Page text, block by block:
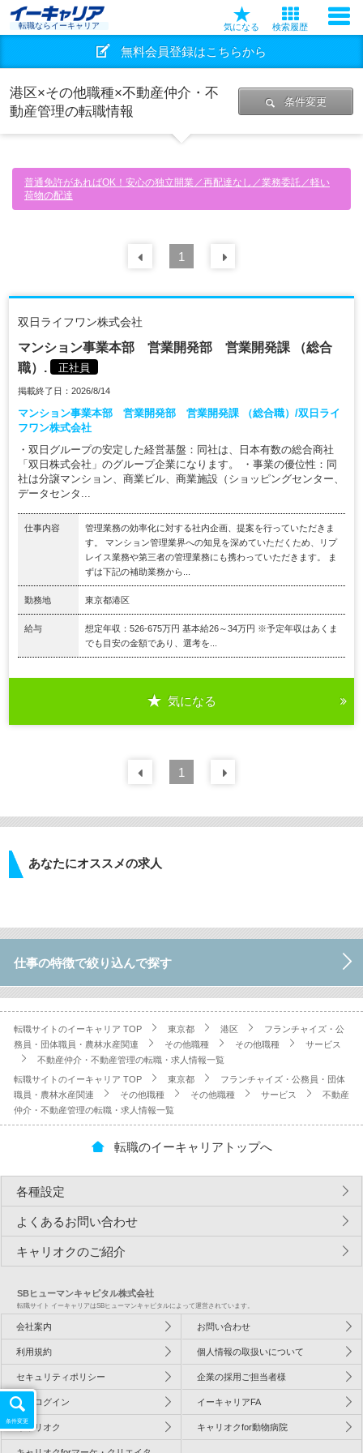
転職ならイーキャリア 気になる 検索履歴
無料会員登録はこちらから
港区×その他職種×不動産仲介・不
動産管理の転職情報
条件変更
普通免許があればOK！安心の独立開業／再配達なし／業務委託／軽い
荷物の配達
前の 件
1
双日ライフワン株式会社
マンション事業本部 営業開発部 営業開発課 （総合
職）.
正社員
掲載終了日：2026/8/14
マンション事業本部 営業開発部 営業開発課 （総合職）/双日ライ
フワン株式会社
・双日グループの安定した経営基盤：同社は、日本有数の総合商社
「双日株式会社」のグループ企業になります。 ・事業の優位性：同
社は分譲マンション、商業ビル、商業施設（ショッピングセンター、
データセンタ...
仕事内容
管理業務の効率化に対する社内企画、提案を行っていただきま
す。 マンション管理業界への知見を深めていただくため、リプ
レイス業務や第三者の管理業務にも携わっていただきます。 ま
ずは下記の補助業務から...
勤務地 東京都港区
給与
想定年収：526-675万円 基本給26～34万円 ※予定年収はあくま
でも目安の金額であり、選考を...
気になる
前の 件
1
あなたにオススメの求人
仕事の特徴で絞り込んで探す
転職サイトのイーキャリア TOP 東京都 港区
フランチャイズ・公
務員・団体職員・農林水産関連
その他職種 その他職種
サービス
不動産仲介・不動産管理の転職・求人情報一覧
転職サイトのイーキャリア TOP 東京都
フランチャイズ・公務員・団体
職員・農林水産関連
その他職種 その他職種 サービス
不動産
仲介・不動産管理の転職・求人情報一覧
条件変更
転職のイーキャリアトップへ
各種設定
よくあるお問い合わせ
キャリオクのご紹介
SBヒューマンキャピタル株式会社
転職サイト イーキャリアはSBヒューマンキャピタルによって運営されています。
会社案内 お問い合わせ
利用規約 個人情報の取扱いについて
セキュリティポリシー 企業の採用ご担当者様
企業ログイン イーキャリアFA
キャリオク キャリオクfor動物病院